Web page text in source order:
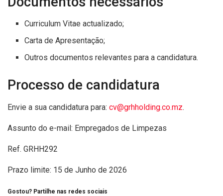
Curriculum Vitae actualizado;
Carta de Apresentação;
Outros documentos relevantes para a candidatura.
Processo de candidatura
Envie a sua candidatura para: cv@grhholding.co.mz.
Assunto do e-mail: Empregados de Limpezas
Ref. GRHH292
Prazo limite: 15 de Junho de 2026
Gostou? Partilhe nas redes sociais